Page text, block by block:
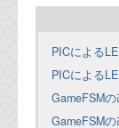
PICによる
PICによる
GameFSM
GameFSM